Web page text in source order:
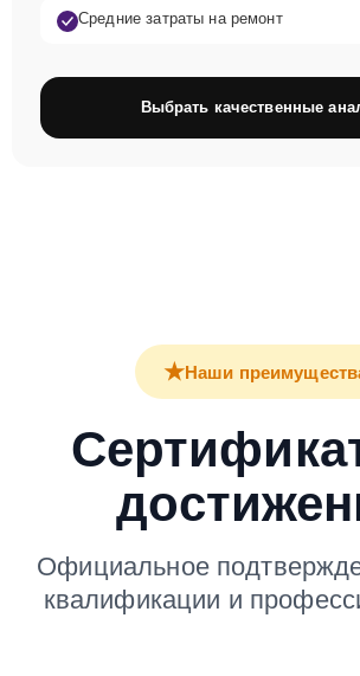
Средние затраты на ремонт
Выбрать качественные
★Наши
Официальное
квалификации и